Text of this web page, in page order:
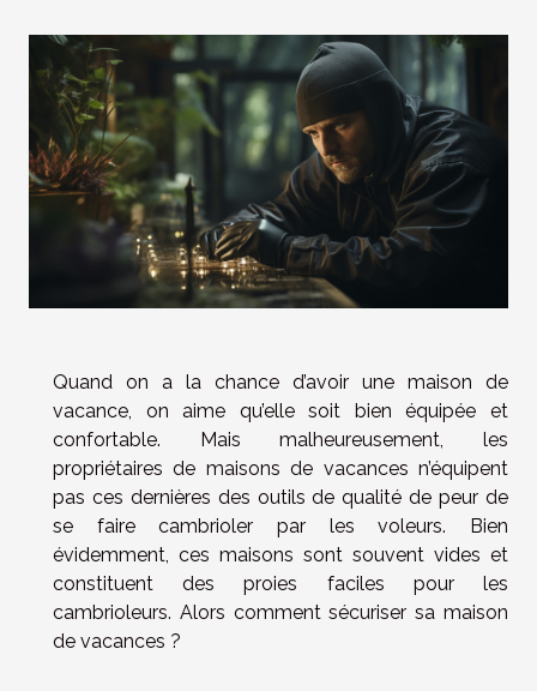
Quand on a la chance d’avoir une maison de
vacance, on aime qu’elle soit bien équipée et
confortable. Mais malheureusement, les
propriétaires de maisons de vacances n’équipent
pas ces dernières des outils de qualité de peur de
se faire cambrioler par les voleurs. Bien
évidemment, ces maisons sont souvent vides et
constituent des proies faciles pour les
cambrioleurs. Alors comment sécuriser sa maison
de vacances ?